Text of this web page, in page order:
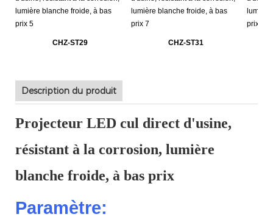
CHZ-ST29 CHZ-ST31
Description du produit
Projecteur LED cul direct d'usine,
résistant à la corrosion, lumière
blanche froide, à bas prix
Paramètre: